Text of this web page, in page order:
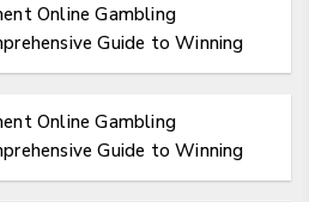
Online Gambling
Guide to Winning
Online Gambling
Guide to Winning